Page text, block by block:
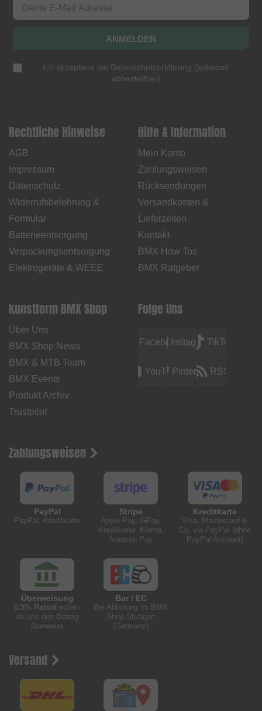
ANMELDEN
Ich akzeptiere die Datenschutzerklärung (jederzeit
abbestellbar)
Rechtliche Hinweise
AGB
Impressum
Datenschutz
Widerrufsbelehrung &
Formular
Batterieentsorgung
Verpackungsentsorgung
Elektrogeräte & WEEE
Hilfe & Information
Mein Konto
Zahlungsweisen
Rücksendungen
Versandkosten &
Lieferzeiten
Kontakt
BMX How Tos
BMX Ratgeber
kunstform BMX Shop
Über Uns
BMX Shop News
BMX & MTB Team
BMX Events
Produkt Archiv
Trustpilot
Folge Uns
FacebookInstagramTikTok
YouTubePinterest RSS
Zahlungsweisen
PayPal
PayPal, Kreditkarte
Stripe
Apple Pay, GPay,
Kreditkarte, Klarna,
Amazon Pay
Kreditkarte
Visa, Mastercard &
Co. via PayPal (ohne
PayPal Account)
Überweisung
0,5% Rabatt sofern
du uns den Betrag
überweist
Bar / EC
Bei Abholung im BMX
Shop Stuttgart
(Germany)
Versand